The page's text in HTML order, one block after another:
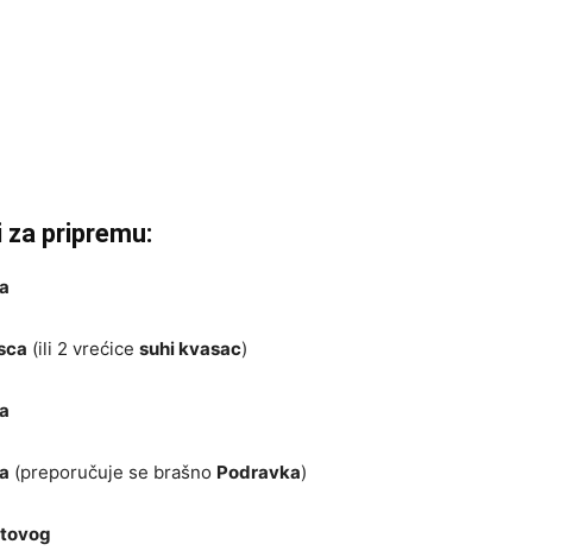
pripremu:
(ili 2 vrećice suhi kvasac)
(preporučuje se brašno Podravka)